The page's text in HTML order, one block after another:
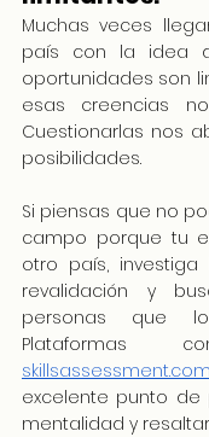
Muchas veces
país con la idea
oportunidades son
esas creencias
Cuestionarlas nos
posibilidades.
Si piensas que no
campo porque tu
otro país,
revalidación y
personas que
Plataformas
skillsassessment.com
excelente punto de
mentalidad y